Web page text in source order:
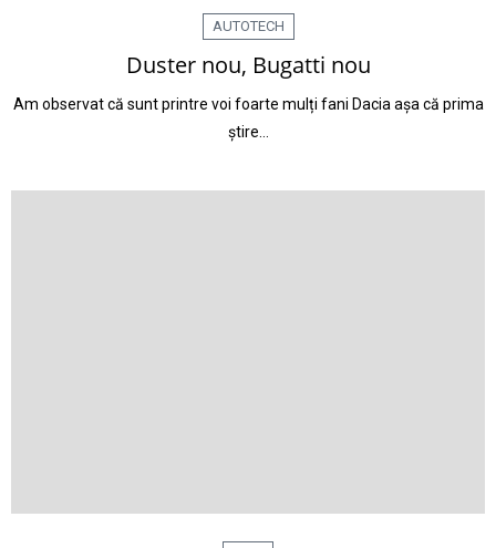
AUTOTECH
Duster nou, Bugatti nou
Am observat că sunt printre voi foarte mulți fani Dacia așa că prima
știre…